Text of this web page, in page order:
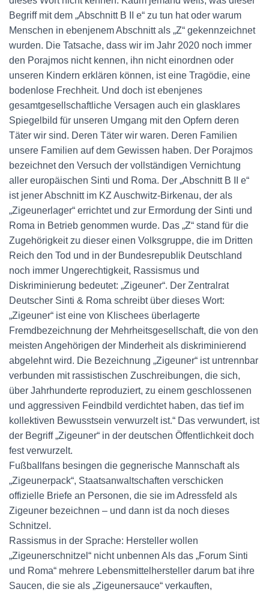
Begriff mit dem „Abschnitt B II e“ zu tun hat oder warum
Menschen in ebenjenem Abschnitt als „Z“ gekennzeichnet
wurden. Die Tatsache, dass wir im Jahr 2020 noch immer
den Porajmos nicht kennen, ihn nicht einordnen oder
unseren Kindern erklären können, ist eine Tragödie, eine
bodenlose Frechheit. Und doch ist ebenjenes
gesamtgesellschaftliche Versagen auch ein glasklares
Spiegelbild für unseren Umgang mit den Opfern deren
Täter wir sind. Deren Täter wir waren. Deren Familien
unsere Familien auf dem Gewissen haben. Der Porajmos
bezeichnet den Versuch der vollständigen Vernichtung
aller europäischen Sinti und Roma. Der „Abschnitt B II e“
ist jener Abschnitt im KZ Auschwitz-Birkenau, der als
„Zigeunerlager“ errichtet und zur Ermordung der Sinti und
Roma in Betrieb genommen wurde. Das „Z“ stand für die
Zugehörigkeit zu dieser einen Volksgruppe, die im Dritten
Reich den Tod und in der Bundesrepublik Deutschland
noch immer Ungerechtigkeit, Rassismus und
Diskriminierung bedeutet: „Zigeuner“. Der Zentralrat
Deutscher Sinti & Roma schreibt über dieses Wort:
„Zigeuner“ ist eine von Klischees überlagerte
Fremdbezeichnung der Mehrheitsgesellschaft, die von den
meisten Angehörigen der Minderheit als diskriminierend
abgelehnt wird. Die Bezeichnung „Zigeuner“ ist untrennbar
verbunden mit rassistischen Zuschreibungen, die sich,
über Jahrhunderte reproduziert, zu einem geschlossenen
und aggressiven Feindbild verdichtet haben, das tief im
kollektiven Bewusstsein verwurzelt ist.“ Das verwundert, ist
der Begriff „Zigeuner“ in der deutschen Öffentlichkeit doch
fest verwurzelt.
Fußballfans besingen die gegnerische Mannschaft als
„Zigeunerpack“, Staatsanwaltschaften verschicken
offizielle Briefe an Personen, die sie im Adressfeld als
Zigeuner bezeichnen – und dann ist da noch dieses
Schnitzel.
Rassismus in der Sprache: Hersteller wollen
„Zigeunerschnitzel“ nicht unbennen Als das „Forum Sinti
und Roma“ mehrere Lebensmittelhersteller darum bat ihre
Saucen, die sie als „Zigeunersauce“ verkauften,